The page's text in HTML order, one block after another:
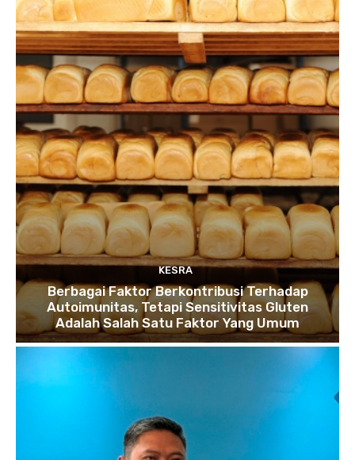
KESRA
Berbagai Faktor Berkontribusi Terhadap
Autoimunitas, Tetapi Sensitivitas Gluten
Adalah Salah Satu Faktor Yang Umum